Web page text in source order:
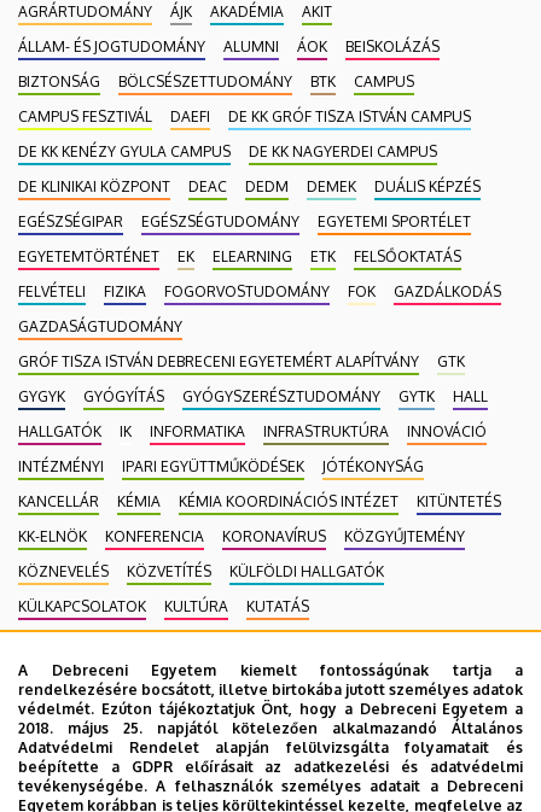
AGRÁRTUDOMÁNY ÁJK AKADÉMIA
AKIT
ÁLLAM- ÉS JOGTUDOMÁNY
ALUMNI ÁOK
BEISKOLÁZÁS
BIZTONSÁG
BÖLCSÉSZETTUDOMÁNY BTK
CAMPUS
CAMPUS FESZTIVÁL
DAEFI
DE KK GRÓF TISZA ISTVÁN CAMPUS
DE KK KENÉZY GYULA CAMPUS
DE KK NAGYERDEI CAMPUS
DE KLINIKAI KÖZPONT
DEAC DEDM DEMEK
DUÁLIS KÉPZÉS
EGÉSZSÉGIPAR
EGÉSZSÉGTUDOMÁNY
EGYETEMI SPORTÉLET
EGYETEMTÖRTÉNET
EK ELEARNING ETK
FELSŐOKTATÁS
FELVÉTELI
FIZIKA FOGORVOSTUDOMÁNY FOK
GAZDÁLKODÁS
GAZDASÁGTUDOMÁNY
GRÓF TISZA ISTVÁN DEBRECENI EGYETEMÉRT ALAPÍTVÁNY
GTK
GYGYK
GYÓGYÍTÁS GYÓGYSZERÉSZTUDOMÁNY GYTK
HALL
HALLGATÓK
IK INFORMATIKA INFRASTRUKTÚRA
INNOVÁCIÓ
INTÉZMÉNYI
IPARI EGYÜTTMŰKÖDÉSEK
JÓTÉKONYSÁG
KANCELLÁR
KÉMIA KÉMIA KOORDINÁCIÓS INTÉZET
KITÜNTETÉS
KK-ELNÖK
KONFERENCIA KORONAVÍRUS
KÖZGYŰJTEMÉNY
KÖZNEVELÉS
KÖZVETÍTÉS
KÜLFÖLDI HALLGATÓK
KÜLKAPCSOLATOK
KULTÚRA
KUTATÁS
MOBILITÁSI PROGRAM
MULTIMÉDIA MŰSZAKI
NEKROLÓG
NÉPEGÉSZSÉGÜGY
NEUROTECH NEVELÉSTUDOMÁNY
NK
OKTATÁS
ORVOSTUDOMÁNY
PEDAGÓGUSKÉPZŐ KÖZPONT
PONTHATÁROK
RAK RANGSOR REKTOR
SET KÖZPONT
A Debreceni Egyetem kiemelt fontosságúnak tartja a
rendelkezésére bocsátott, illetve birtokába jutott személyes adatok
védelmét. Ezúton tájékoztatjuk Önt, hogy a Debreceni Egyetem a
2018. május 25. napjától kötelezően alkalmazandó Általános
Adatvédelmi Rendelet alapján felülvizsgálta folyamatait és
beépítette a GDPR előírásait az adatkezelési és adatvédelmi
tevékenységébe. A felhasználók személyes adatait a Debreceni
Egyetem korábban is teljes körültekintéssel kezelte, megfelelve az